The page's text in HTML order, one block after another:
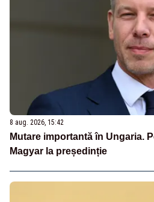
8 aug. 2026, 15:42
Mutare importantă în Ungaria.
Magyar la președinție